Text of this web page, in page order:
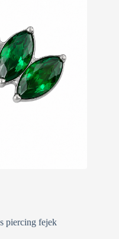
piercing fejek